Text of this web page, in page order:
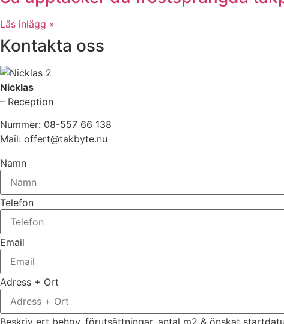
Läs inlägg »
Kontakta oss
Nicklas
– Reception
Nummer: 08-557 66 138
Mail: offert@takbyte.nu
Namn
Telefon
Email
Adress + Ort